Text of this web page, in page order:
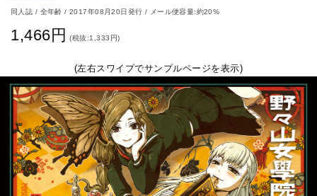
同人誌 / 全年齢/2017年08月20日発行 / メール便容量:約20%
1,466円 (税抜:1,333円)
(左右スワイプでサンプルページを表示)